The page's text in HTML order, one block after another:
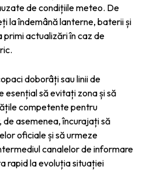
de condițiile meteo. De
la îndemână lanterne, baterii și
primi actualizări în caz de
doborâți sau linii de
să evitați zona și să
competente pentru
asemenea, încurajați să
oficiale și să urmeze
canalelor de informare
rapid la evoluția situației